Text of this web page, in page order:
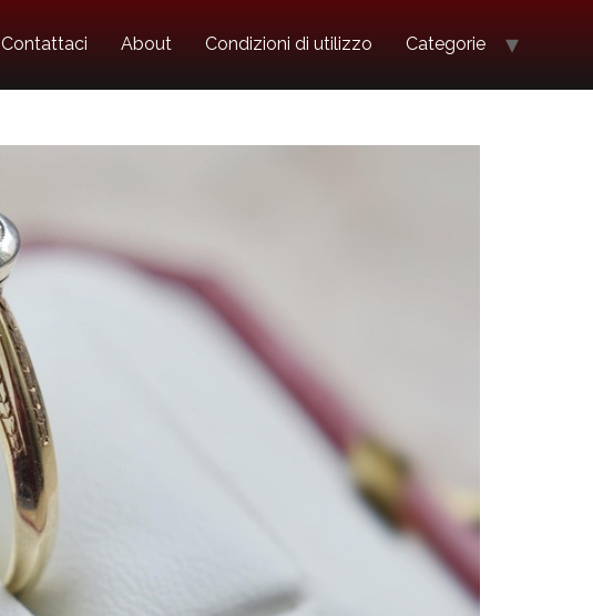
Contattaci About Condizioni di utilizzo Categorie